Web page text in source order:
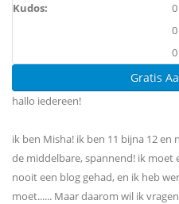
Kudos:
Gratis
hallo iedereen!
ik ben Misha! ik ben 11 bijna 12 en
de middelbare, spannend! ik moet
nooit een blog gehad, en ik heb
moet...... Maar daarom wil ik